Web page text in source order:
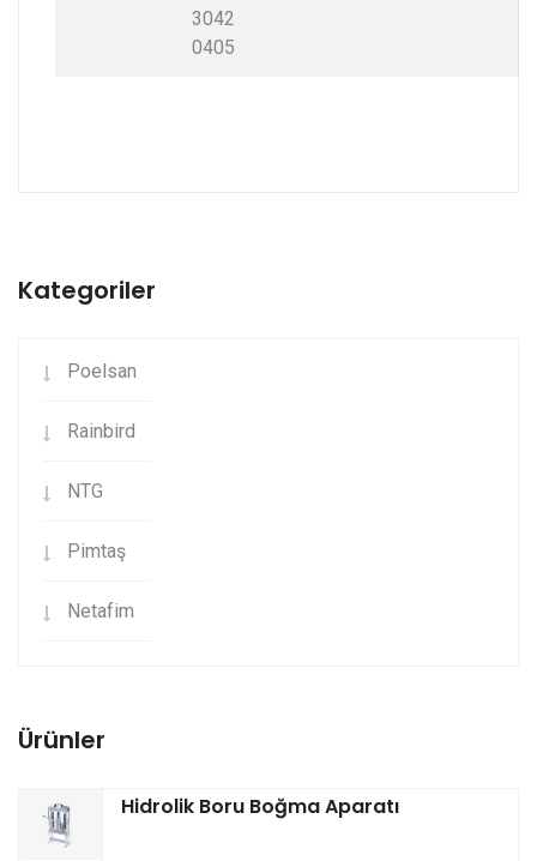
3042
0405
Kategoriler
Poelsan
Rainbird
NTG
Pimtaş
Netafim
Ürünler
Hidrolik Boru Boğma Aparatı